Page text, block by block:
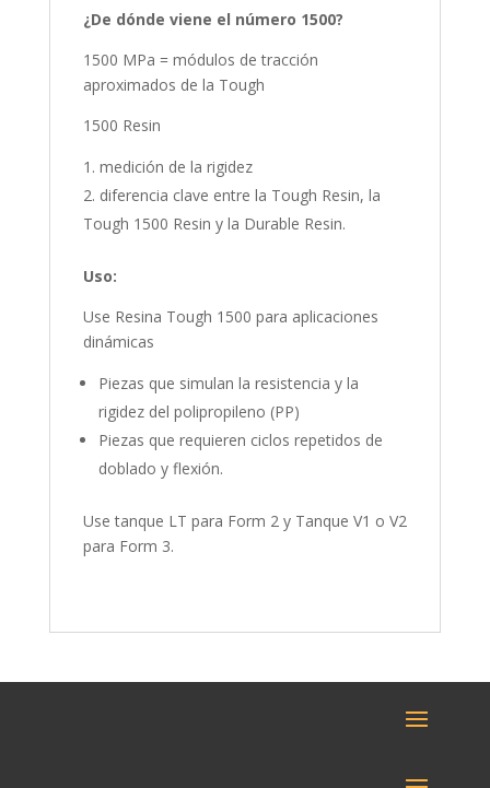
¿De dónde viene el número 1500?
1500 MPa = módulos de tracción
aproximados de la Tough
1500 Resin
medición de la rigidez
diferencia clave entre la Tough Resin, la
Tough 1500 Resin y la Durable Resin.
Uso:
Use Resina Tough 1500 para aplicaciones
dinámicas
Piezas que simulan la resistencia y la
rigidez del polipropileno (PP)
Piezas que requieren ciclos repetidos de
doblado y flexión.
Use tanque LT para Form 2 y Tanque V1 o V2
para Form 3.